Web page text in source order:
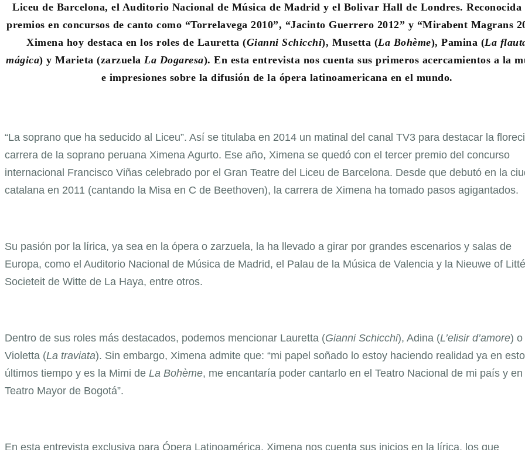
Liceu de Barcelona, el Auditorio Nacional de Música de Madrid y el Bolivar Hall de Londres. Reconocida
premios en concursos de canto como “Torrelavega 2010”, “Jacinto Guerrero 2012” y “Mirabent Magrans
Ximena hoy destaca en los roles de Lauretta (Gianni Schicchi), Musetta (La Bohème), Pamina (La
mágica) y Marieta (zarzuela La Dogaresa). En esta entrevista nos cuenta sus primeros acercamientos a la
e impresiones sobre la difusión de la ópera latinoamericana en el mundo.
“La soprano que ha seducido al Liceu”. Así se titulaba en 2014 un matinal del canal TV3 para destacar la
carrera de la soprano peruana Ximena Agurto. Ese año, Ximena se quedó con el tercer premio del concurso
internacional Francisco Viñas celebrado por el Gran Teatre del Liceu de Barcelona. Desde que debutó en la
catalana en 2011 (cantando la Misa en C de Beethoven), la carrera de Ximena ha tomado pasos agigantados.
Su pasión por la lírica, ya sea en la ópera o zarzuela, la ha llevado a girar por grandes escenarios y salas de
Europa, como el Auditorio Nacional de Música de Madrid, el Palau de la Música de Valencia y la Nieuwe of
Societeit de Witte de La Haya, entre otros.
Dentro de sus roles más destacados, podemos mencionar Lauretta (Gianni Schicchi), Adina (L’elisir d’amore) o
Violetta (La traviata). Sin embargo, Ximena admite que: “mi papel soñado lo estoy haciendo realidad ya en
últimos tiempo y es la Mimi de La Bohème, me encantaría poder cantarlo en el Teatro Nacional de mi país y en
Teatro Mayor de Bogotá”.
En esta entrevista exclusiva para Ópera Latinoamérica, Ximena nos cuenta sus inicios en la lírica, los que